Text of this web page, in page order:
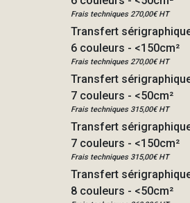
Frais techniques 270,00€ HT
Transfert
6 couleurs - <150cm²
Frais techniques 270,00€ HT
Transfert
7 couleurs - <50cm²
Frais techniques 315,00€ HT
Transfert
7 couleurs - <150cm²
Frais techniques 315,00€ HT
Transfert
8 couleurs - <50cm²